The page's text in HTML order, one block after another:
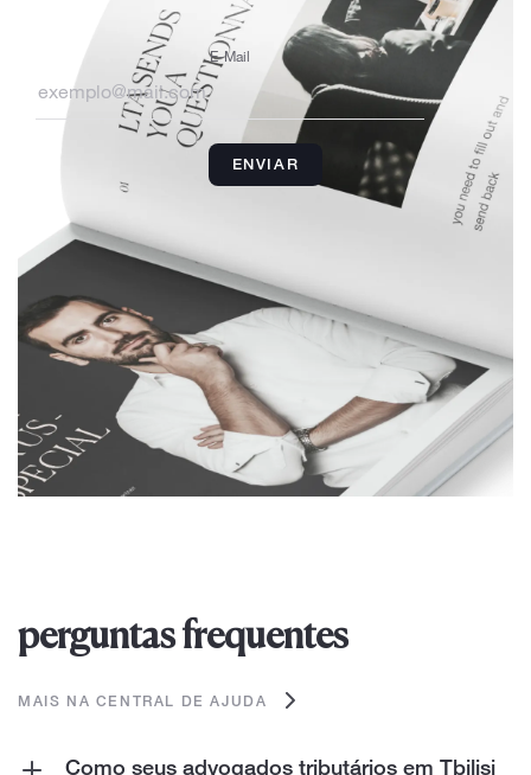
E-Mail
ENVIAR
perguntas frequentes
MAIS NA CENTRAL DE AJUDA
Como seus advogados tributários em Tbilisi